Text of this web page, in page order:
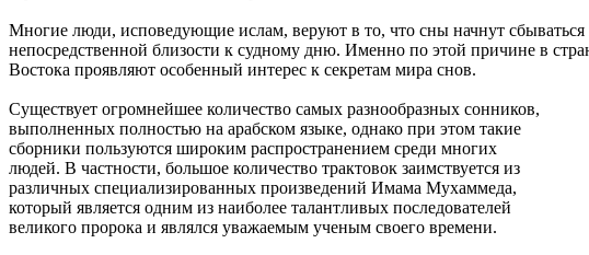
Многие люди, исповедующие ислам, веруют в то, что сны начнут сбываться
непосредственной близости к судному дню. Именно по этой причине в
Востока проявляют особенный интерес к секретам мира снов.
Существует огромнейшее количество самых разнообразных сонников,
выполненных полностью на арабском языке, однако при этом такие
сборники пользуются широким распространением среди многих
людей. В частности, большое количество трактовок заимствуется из
различных специализированных произведений Имама Мухаммеда,
который является одним из наиболее талантливых последователей
великого пророка и являлся уважаемым ученым своего времени.